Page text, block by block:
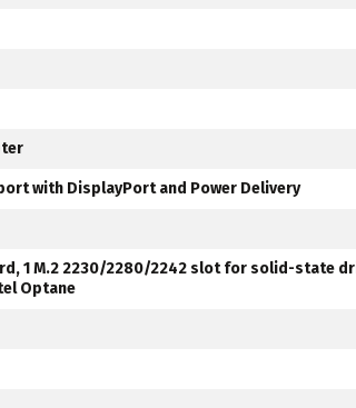
port with DisplayPort and Power Delivery
1 M.2 2230/2280/2242 slot for solid-state
Optane